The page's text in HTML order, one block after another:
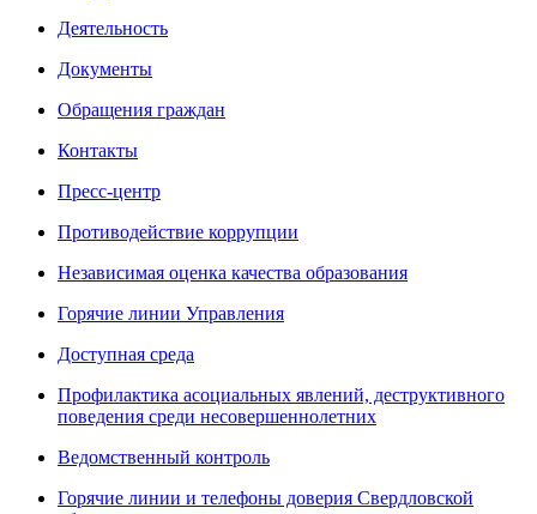
Деятельность
Документы
Обращения граждан
Контакты
Пресс-центр
Противодействие коррупции
Независимая оценка качества образования
Горячие линии Управления
Доступная среда
Профилактика асоциальных явлений, деструктивного
поведения среди несовершеннолетних
Ведомственный контроль
Горячие линии и телефоны доверия Свердловской